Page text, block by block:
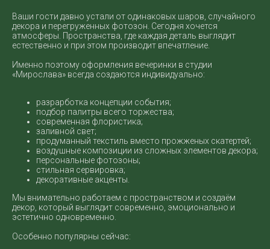
Ваши гости давно устали от одинаковых шаров, случайного
декора и перегруженных фотозон. Сегодня хочется
атмосферы. Пространства, где каждая деталь выглядит
естественно и при этом производит впечатление.
Именно поэтому оформления вечеринки в студии
«Мирослава» всегда создаются индивидуально:
разрарботка концепции события;
подбор палитры всего торжества;
современная флористика;
заливной свет;
продуманный текстиль вместо прожженых скатертей;
воздушные композиции из сложных элементов декора;
персональные фотозоны;
стильная сервировка;
декоративные акценты.
Мы внимательно работаем с пространством и создаём
декор, который выглядит современно, эмоционально и
эстетично одновременно.
Особенно популярны сейчас: